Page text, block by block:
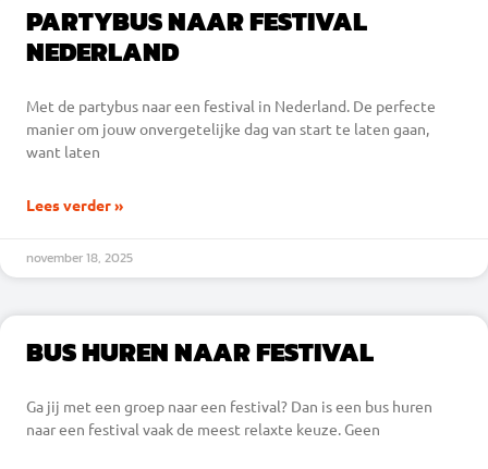
PARTYBUS NAAR FESTIVAL
NEDERLAND
Met de partybus naar een festival in Nederland. De perfecte
manier om jouw onvergetelijke dag van start te laten gaan,
want laten
Lees verder »
november 18, 2025
BUS HUREN NAAR FESTIVAL
Ga jij met een groep naar een festival? Dan is een bus huren
naar een festival vaak de meest relaxte keuze. Geen